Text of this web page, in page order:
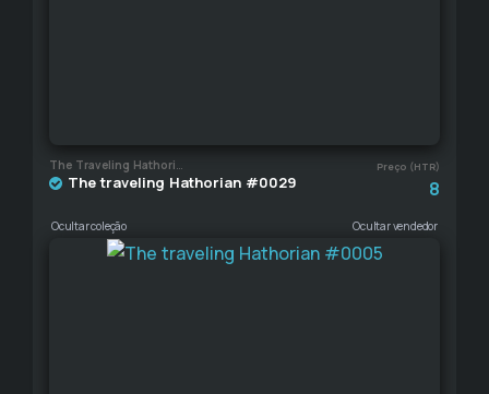
The Traveling Hathorian Preço (HTR)
The traveling Hathorian #0029 8
Ocultar coleção Ocultar vendedor